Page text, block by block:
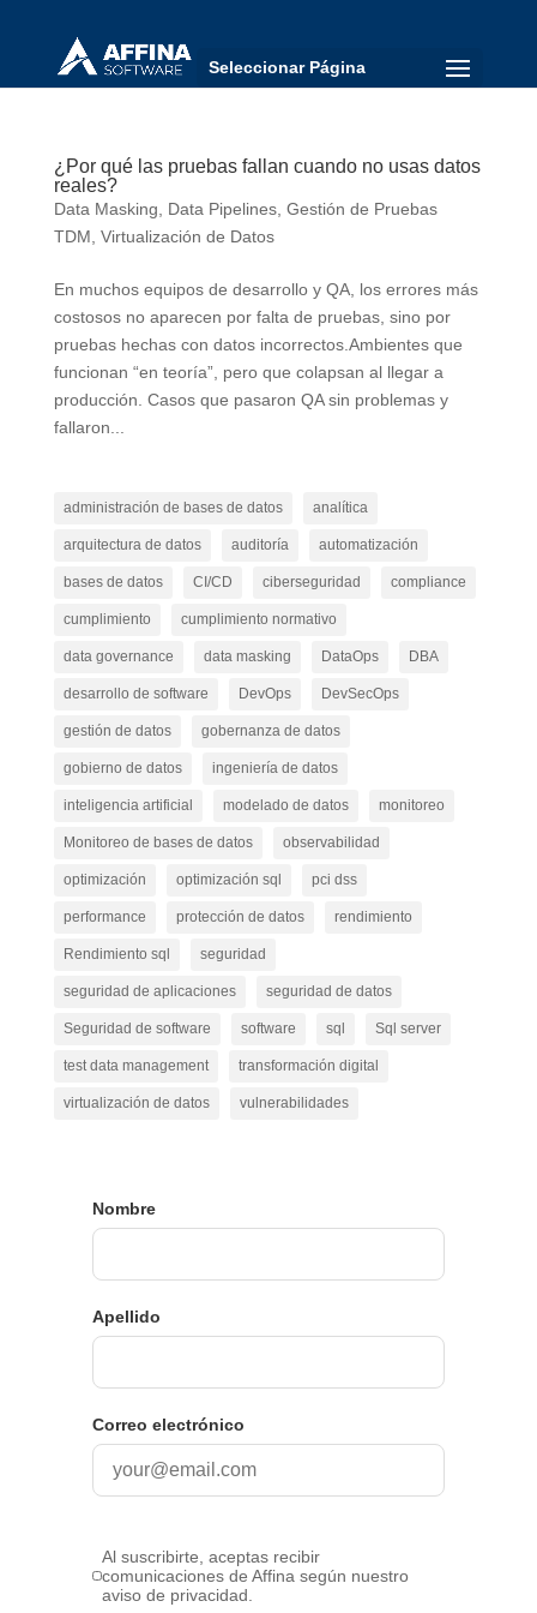
Seleccionar Página
¿Por qué las pruebas fallan cuando no usas datos
reales?
Data Masking Data Pipelines, Gestión de Pruebas
TDM Virtualización de Datos
En muchos equipos de desarrollo y QA, los errores más
costosos no aparecen por falta de pruebas, sino por
pruebas hechas con datos incorrectos.Ambientes que
funcionan “en teoría”, pero que colapsan al llegar a
producción. Casos que pasaron QA sin problemas y
fallaron...
administración de bases de datos analítica
arquitectura de datos auditoría automatización
bases de datos CI/CD ciberseguridad compliance
cumplimiento cumplimiento normativo
data governance data masking DataOps DBA
desarrollo de software DevOps DevSecOps
gestión de datos gobernanza de datos
gobierno de datos ingeniería de datos
inteligencia artificial modelado de datos monitoreo
Monitoreo de bases de datos observabilidad
optimización optimización sql pci dss
performance protección de datos rendimiento
Rendimiento sql seguridad
seguridad de aplicaciones seguridad de datos
Seguridad de software software sql Sql server
test data management transformación digital
virtualización de datos vulnerabilidades